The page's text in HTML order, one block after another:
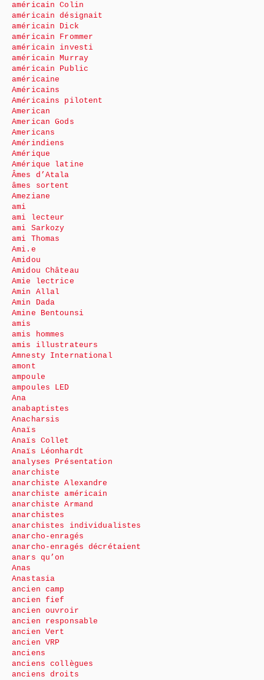
américain Colin
américain désignait
américain Dick
américain Frommer
américain investi
américain Murray
américain Public
américaine
Américains
Américains pilotent
American
American Gods
Americans
Amérindiens
Amérique
Amérique latine
Âmes d’Atala
âmes sortent
Ameziane
ami
ami lecteur
ami Sarkozy
ami Thomas
Ami.e
Amidou
Amidou Château
Amie lectrice
Amin Allal
Amin Dada
Amine Bentounsi
amis
amis hommes
amis illustrateurs
Amnesty International
amont
ampoule
ampoules LED
Ana
anabaptistes
Anacharsis
Anaïs
Anaïs Collet
Anaïs Léonhardt
analyses Présentation
anarchiste
anarchiste Alexandre
anarchiste américain
anarchiste Armand
anarchistes
anarchistes individualistes
anarcho-enragés
anarcho-enragés décrétaient
anars qu’on
Anas
Anastasia
ancien camp
ancien fief
ancien ouvroir
ancien responsable
ancien Vert
ancien VRP
anciens
anciens collègues
anciens droits